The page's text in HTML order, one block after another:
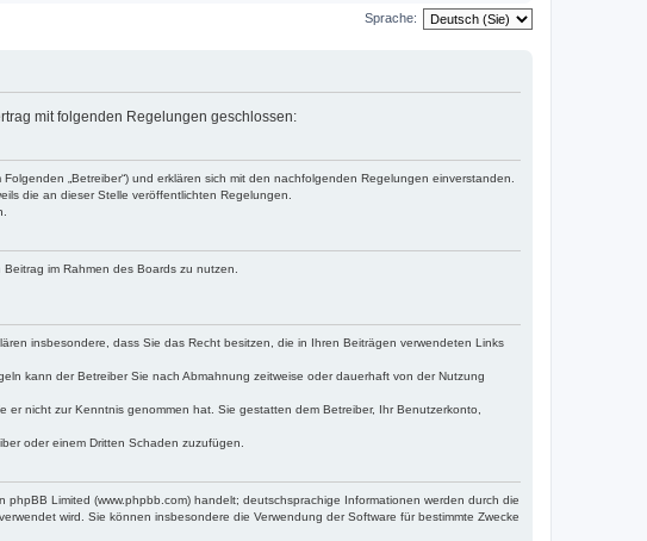
Sprache:
mit folgenden Regelungen geschlossen:
„Betreiber“) und erklären sich mit den nachfolgenden Regelungen einverstanden.
die an dieser Stelle veröffentlichten Regelungen.
im Rahmen des Boards zu nutzen.
insbesondere, dass Sie das Recht besitzen, die in Ihren Beiträgen verwendeten Links
kann der Betreiber Sie nach Abmahnung zeitweise oder dauerhaft von der Nutzung
nicht zur Kenntnis genommen hat. Sie gestatten dem Betreiber, Ihr Benutzerkonto,
oder einem Dritten Schaden zuzufügen.
phpBB Limited (www.phpbb.com) handelt; deutschsprachige Informationen werden durch die
wird. Sie können insbesondere die Verwendung der Software für bestimmte Zwecke